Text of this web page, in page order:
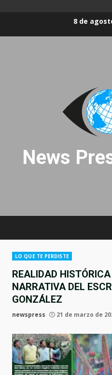
8 de
News
LO QUE TE PERDISTE
REALIDAD
NARRATIVA DEL
GONZÁLEZ
newspress 21 de marzo de